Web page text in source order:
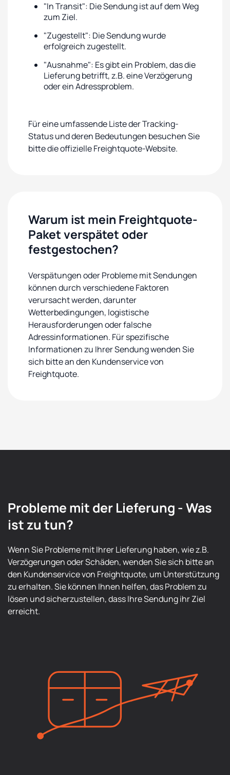
"In Transit": Die Sendung ist auf dem Weg
zum Ziel.
"Zugestellt": Die Sendung wurde
erfolgreich zugestellt.
"Ausnahme": Es gibt ein Problem, das die
Lieferung betrifft, z.B. eine Verzögerung
oder ein Adressproblem.
Für eine umfassende Liste der Tracking-
Status und deren Bedeutungen besuchen Sie
bitte die offizielle Freightquote-Website.
Warum ist mein Freightquote-
Paket verspätet oder
festgestochen?
Verspätungen oder Probleme mit Sendungen
können durch verschiedene Faktoren
verursacht werden, darunter
Wetterbedingungen, logistische
Herausforderungen oder falsche
Adressinformationen. Für spezifische
Informationen zu Ihrer Sendung wenden Sie
sich bitte an den Kundenservice von
Freightquote.
Probleme mit der Lieferung - Was
ist zu tun?
Wenn Sie Probleme mit Ihrer Lieferung haben, wie z.B.
Verzögerungen oder Schäden, wenden Sie sich bitte an
den Kundenservice von Freightquote, um Unterstützung
zu erhalten. Sie können Ihnen helfen, das Problem zu
lösen und sicherzustellen, dass Ihre Sendung ihr Ziel
erreicht.